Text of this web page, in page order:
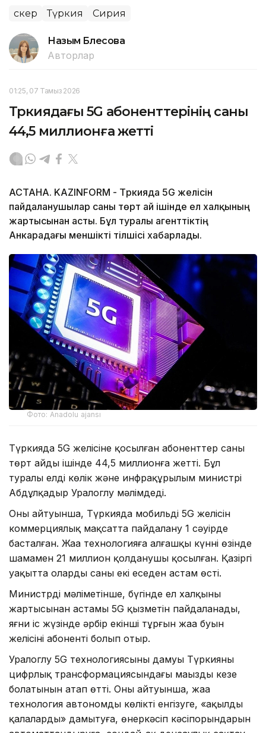
Әскер Түркия Сирия
Назым Бөлесова
Авторлар
01:25, 07 Тамыз 2026
Түркиядағы 5G абоненттерінің саны
44,5 миллионға жетті
АСТАНА. KAZINFORM - Түркияда 5G желісін
пайдаланушылар саны төрт ай ішінде ел халқының
жартысынан асты. Бұл туралы агенттіктің
Анкарадағы меншікті тілшісі хабарлады.
Фото: Anadolu ajansı
Түркияда 5G желісіне қосылған абоненттер саны
төрт айдың ішінде 44,5 миллионға жетті. Бұл
туралы елдің көлік және инфрақұрылым министрі
Абдұлқадыр Уралоглу мәлімдеді.
Оның айтуынша, Түркияда мобильді 5G желісін
коммерциялық мақсатта пайдалану 1 сәуірде
басталған. Жаңа технологияға алғашқы күннің өзінде
шамамен 21 миллион қолданушы қосылған. Қазіргі
уақытта олардың саны екі еседен астам өсті.
Министрдің мәліметінше, бүгінде ел халқының
жартысынан астамы 5G қызметін пайдаланады,
яғни іс жүзінде әрбір екінші тұрғын жаңа буын
желісінің абоненті болып отыр.
Уралоглу 5G технологиясының дамуы Түркияның
цифрлық трансформациясындағы маңызды кезең
болатынын атап өтті. Оның айтуынша, жаңа
технология автономды көлікті енгізуге, «ақылды
қалаларды» дамытуға, өнеркәсіп кәсіпорындарын